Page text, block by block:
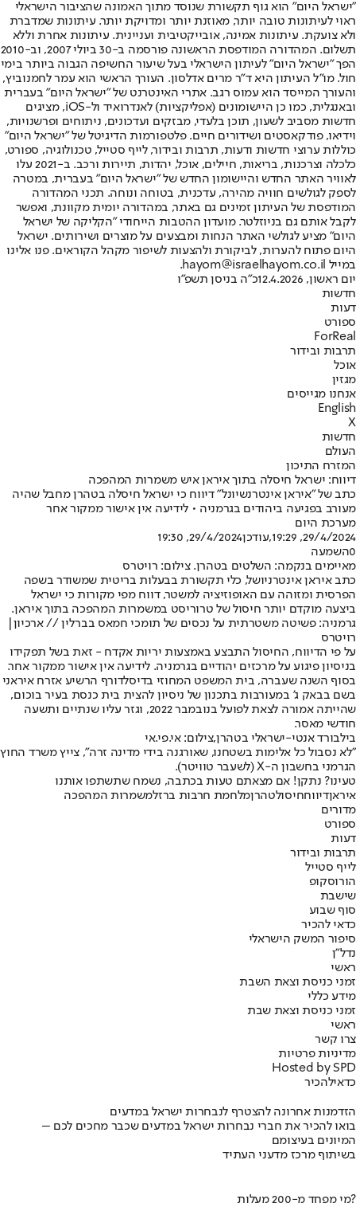
"ישראל היום" הוא גוף תקשורת שנוסד מתוך האמונה שהציבור הישראלי
ראוי לעיתונות טובה יותר, מאוזנת יותר ומדויקת יותר. עיתונות שמדברת
ולא צועקת. עיתונות אמינה, אובייקטיבית ועניינית. עיתונות אחרת וללא
תשלום. המהדורה המודפסת הראשונה פורסמה ב-30 ביולי 2007, וב-2010
הפך "ישראל היום" לעיתון הישראלי בעל שיעור החשיפה הגבוה ביותר בימי
חול. מו"ל העיתון היא ד"ר מרים אדלסון. העורך הראשי הוא עמר לחמנוביץ,
והעורך המייסד הוא עמוס רגב. אתרי האינטרנט של "ישראל היום" בעברית
ובאנגלית, כמו כן היישומונים (אפליקציות) לאנדרואיד ול-iOS, מציגים
חדשות מסביב לשעון, תוכן בלעדי, מבזקים ועדכונים, ניתוחים ופרשנויות,
וידיאו, פודקאסטים ושידורים חיים. פלטפורמות הדיגיטל של "ישראל היום"
כוללות ערוצי חדשות ודעות, תרבות ובידור, לייף סטייל, טכנולוגיה, ספורט,
כלכלה וצרכנות, בריאות, חיילים, אוכל, יהדות, תיירות ורכב. ב-2021 עלו
לאוויר האתר החדש והיישומון החדש של "ישראל היום" בעברית, במטרה
לספק לגולשים חוויה מהירה, עדכנית, בטוחה ונוחה. תכני המהדורה
המודפסת של העיתון זמינים גם באתר, במהדורה יומית מקוונת, ואפשר
לקבל אותם גם בניוזלטר. מועדון ההטבות הייחודי "הקליקה של ישראל
היום" מציע לגולשי האתר הנחות ומבצעים על מוצרים ושירותים. ישראל
היום פתוח להערות, לביקורת ולהצעות לשיפור מקהל הקוראים. פנו אלינו
במייל hayom@israelhayom.co.il.
יום ראשון, 12.4.2026
כ"ה בניסן תשפ"ו
חדשות
דעות
ספורט
ForReal
תרבות ובידור
אוכל
מגזין
אנחנו מגייסים
English
X
חדשות
העולם
המזרח התיכון
דיווח: ישראל חיסלה בתוך איראן איש משמרות המהפכה
כתב של "איראן אינטרנשיונל" דיווח כי ישראל חיסלה בטהרן מחבל שהיה
מעורב בפגיעה ביהודים בגרמניה • לידיעה אין אישור ממקור אחר
מערכת היום
29/4/2024, 19:29
,עודכן29/4/2024, 19:30
0השמעה
מאיימים בנקמה: השלטים בטהרן. צילום: רויטרס
כתב איראן אינטרניושל, כלי תקשורת בבעלות בריטית שמשודר בשפה
הפרסית ומזוהה עם האופוזיציה למשטר, דווח מפי מקורות כי ישראל
ביצעה מוקדם יותר חיסול של טרוריסט במשמרות המהפכה בתוך איראן.
גרמניה: פשיטה משטרתית על נכסים של תומכי חמאס בברלין // ארכיון|
רויטרס
על פי הדיווח, החיסול התבצע באמצעות יריות אקדח - זאת בשל תפקידו
בניסיון פיגוע על מרכזים יהודיים בגרמניה. לידיעה אין אישור ממקור אחר.
בסוף השנה שעברה, בית המשפט המחוזי בדיסלדורף הרשיע אזרח איראני
בשם בבאק ג' במעורבות בתכנון של ניסיון להצית בית כנסת בעיר בוכום,
שהייתה אמורה לצאת לפועל בנובמבר 2022, וגזר עליו שנתיים ותשעה
חודשי מאסר.
בילבורד אנטי-ישראלי בטהרן,צילום: אי.פי.אי
"לא נסבול כל אלימות בשטחנו, שאורגנה בידי מדינה זרה", צייץ משרד החוץ
הגרמני בחשבון ה-X (לשעבר טוויטר).
טעינו? נתקן! אם מצאתם טעות בכתבה, נשמח שתשתפו אותנו
איראןדיווחחיסולטהרןמלחמת חרבות ברזלמשמרות המהפכה
מדורים
ספורט
דעות
תרבות ובידור
לייף סטייל
הורוסקופ
שישבת
סוף שבוע
כדאי להכיר
סיפור המשק הישראלי
נדל"ן
ראשי
זמני כניסת וצאת השבת
מידע כללי
זמני כניסת וצאת שבת
ראשי
צרו קשר
מדיניות פרטיות
Hosted by SPD
כדאילהכיר
הזדמנות אחרונה להצטרף לנבחרות ישראל במדעים
בואו להכיר את חברי נבחרות ישראל במדעים שכבר מחכים לכם –
המיונים בעיצומם
בשיתוף מרכז מדעני העתיד
מי מפחד מ-200 מעלות?